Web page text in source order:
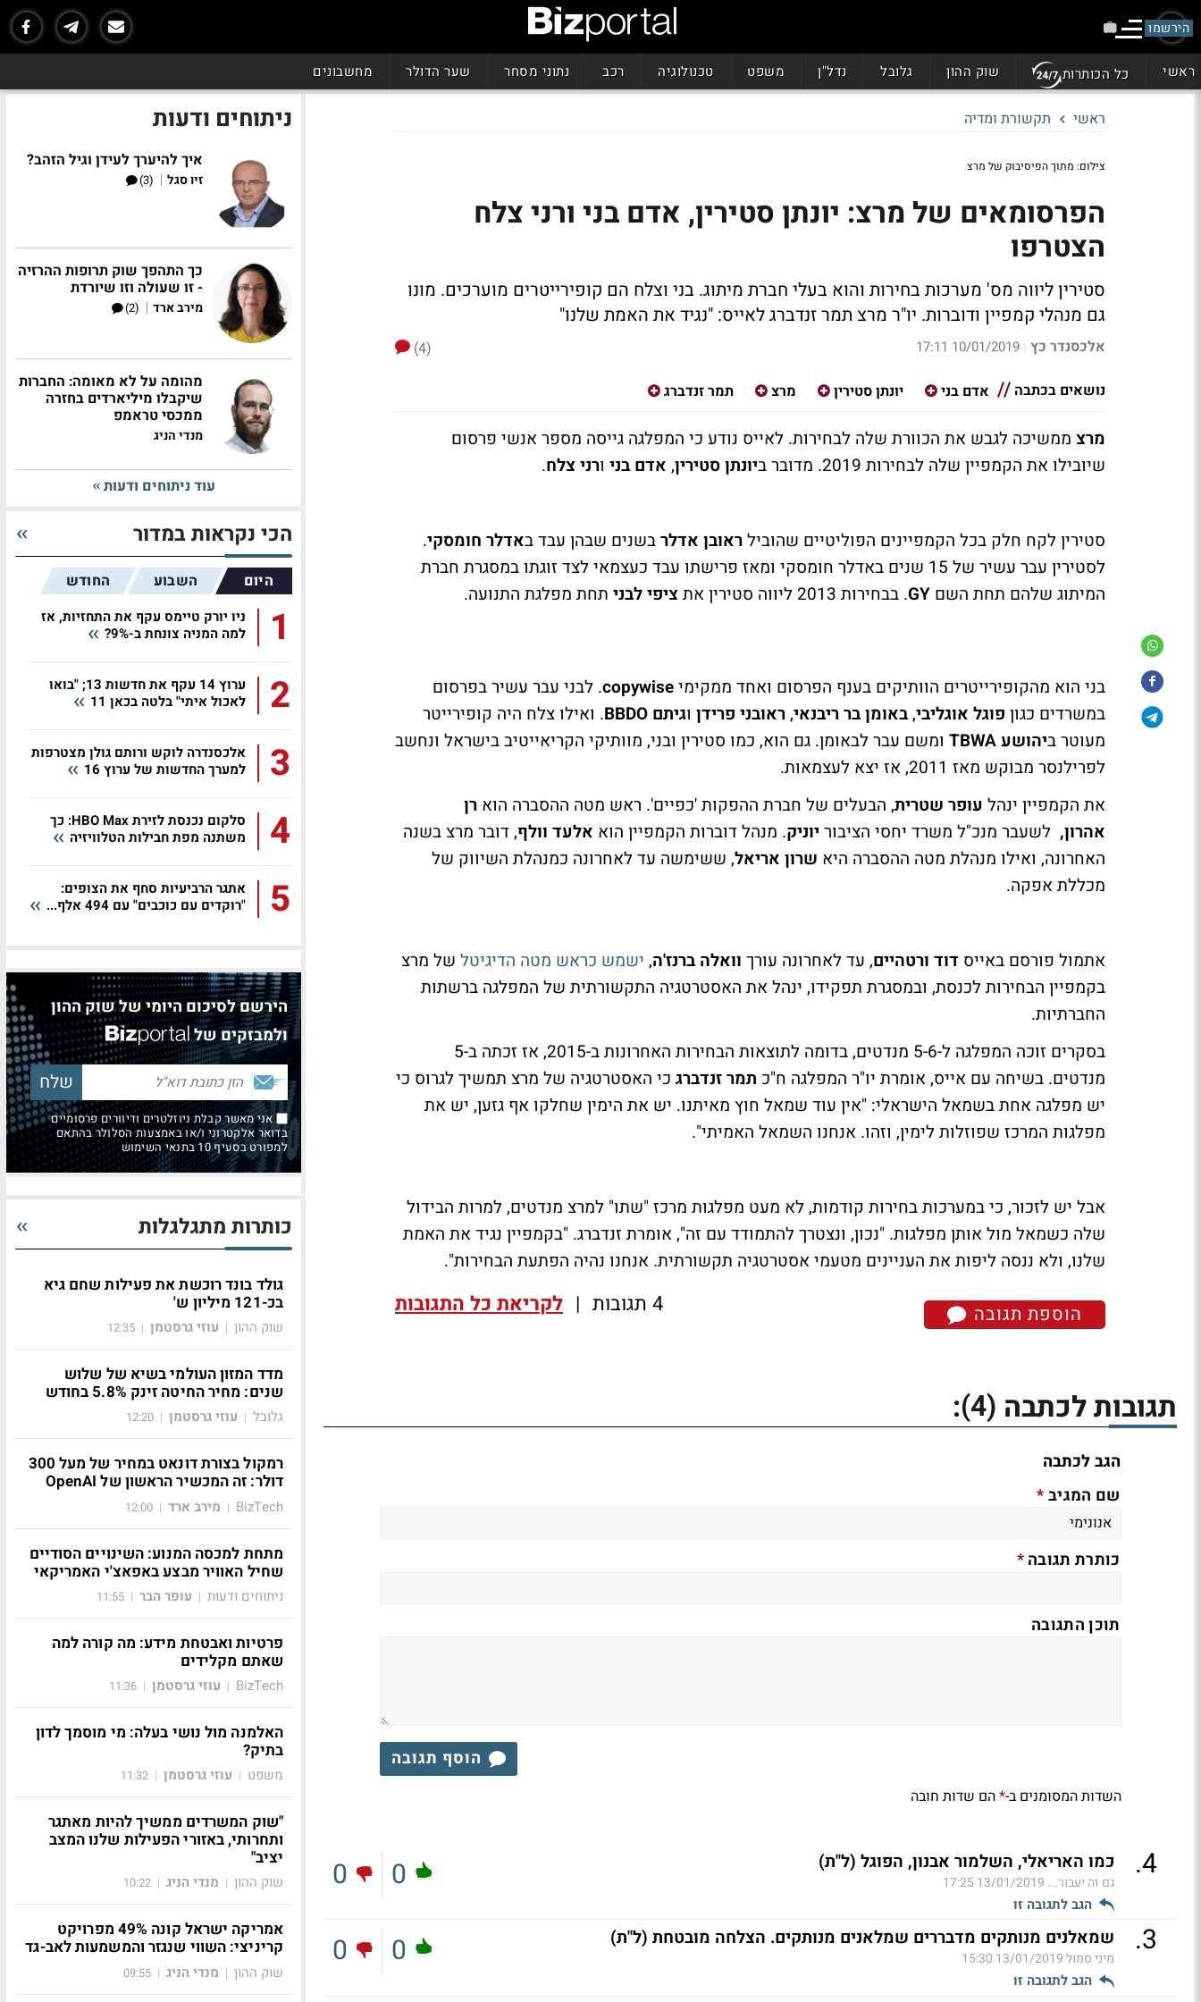
הירשמו
ראשי כל הכותרות שוק ההון גלובל נדל"ן משפט טכנולוגיה רכב נתוני מסחר שער הדולר מחשבונים
ראשי תקשורת ומדיה
צילום: מתוך הפיסיבוק של מרצ
הפרסומאים של מרצ: יונתן סטירין, אדם בני ורני צלח
הצטרפו
סטירין ליווה מס' מערכות בחירות והוא בעלי חברת מיתוג. בני וצלח הם קופירייטרים מוערכים. מונו
גם מנהלי קמפיין ודוברות. יו"ר מרצ תמר זנדברג לאייס: "נגיד את האמת שלנו"
אלכסנדר כץ |
10/01/2019 17:11
(4)
נושאים בכתבה
אדם בני יונתן סטירין מרצ תמר זנדברג
מרצ ממשיכה לגבש את הכוורת שלה לבחירות. לאייס נודע כי המפלגה גייסה מספר אנשי פרסום
שיובילו את הקמפיין שלה לבחירות 2019. מדובר ב
יונתן סטירין, אדם בני ורני צלח.
סטירין לקח חלק בכל הקמפיינים הפוליטיים שהובילראובן אדלרבשנים שבהן עבד באדלר חומסקי.
לסטירין עבר עשיר של 15 שנים באדלר חומסקי ומאז פרישתו עבד כעצמאי לצד זוגתו במסגרת חברת
המיתוג שלהם תחת השם GY. בבחירות 2013 ליווה סטירין את ציפי לבני תחת מפלגת התנועה.
בני הוא מהקופירייטרים הוותיקים בענף הפרסום ואחד ממקימיcopywise. לבני עבר עשיר בפרסום
במשרדים כגון פוגל אוגליבי,באומן בר ריבנאי,ראובני פרידן וגיתם BBDO. ואילו צלח היה קופירייטר
מעוטר ביהושעTBWA ומשם עבר לבאומן. גם הוא, כמו סטירין ובני, מוותיקי הקריאייטיב בישראל ונחשב
לפרילנסר מבוקש מאז 2011, אז יצא לעצמאות.
את הקמפיין ינהל עופר שטרית, הבעלים של חברת ההפקות 'כפיים'. ראש מטה ההסברה הוא רן
אהרון, לשעבר מנכ"ל משרד יחסי הציבור יוניק. מנהל דוברות הקמפיין הוא אלעד וולף, דובר מרצ בשנה
האחרונה, ואילו מנהלת מטה ההסברה היא שרון אריאל, ששימשה עד לאחרונה כמנהלת השיווק של
מכללת אפקה.
אתמול פורסם באייס דוד ורטהיים, עד לאחרונה עורך וואלה ברנז'ה, ישמש כראש מטה הדיגיטל של מרצ
בקמפיין הבחירות לכנסת, ובמסגרת תפקידו, ינהל את האסטרטגיה התקשורתית של המפלגה ברשתות
החברתיות.
בסקרים זוכה המפלגה ל-5-6 מנדטים, בדומה לתוצאות הבחירות האחרונות ב-2015, אז זכתה ב-5
מנדטים. בשיחה עם אייס, אומרת יו"ר המפלגה ח"כ תמר זנדברג כי האסטרטגיה של מרצ תמשיך לגרוס כי
יש מפלגה אחת בשמאל הישראלי: "אין עוד שמאל חוץ מאיתנו. יש את הימין שחלקו אף גזען, יש את
מפלגות המרכז שפוזלות לימין, וזהו. אנחנו השמאל האמיתי".
אבל יש לזכור, כי במערכות בחירות קודמות, לא מעט מפלגות מרכז "שתו" למרצ מנדטים, למרות הבידול
שלה כשמאל מול אותן מפלגות. "נכון, ונצטרך להתמודד עם זה", אומרת זנדברג. "בקמפיין נגיד את האמת
שלנו, ולא ננסה ליפות את העניינים מטעמי אסטרטגיה תקשורתית. אנחנו נהיה הפתעת הבחירות".
הוספת תגובה 4 תגובות | לקריאת כל התגובות
תגובות לכתבה (4)
:
הגב לכתבה
שם המגיב*
כותרת תגובה*
תוכן התגובה
הוסף תגובה
השדות המסומנים ב-*הם שדות חובה
4
. כמו האריאלי, השלמור אבנון, הפוגל (ל"ת)
גם זה יעבור... 13/01/2019 17:25
הגב לתגובה זו
0
0
3
. שמאלנים מנותקים מדבררים שמלאנים מנותקים. הצלחה מובטחת (ל"ת)
מיני סמול13/01/2019 15:30
הגב לתגובה זו
0
0
ניתוחים ודעות
איך להיערך לעידן וגיל הזהב?
זיו סגל |
(3)
כך התהפך שוק תרופות ההרזיה
- זו שעולה וזו שיורדת
מירב ארד |
(2)
מהומה על לא מאומה: החברות
שיקבלו מיליארדים בחזרה
ממכסי טראמפ
מנדי הניג
עוד ניתוחים ודעות
הכי נקראות במדור
היום השבוע החודש
1
ניו יורק טיימס עקף את התחזיות, אז
למה המניה צונחת ב-9%?
2
ערוץ 14 עקף את חדשות 13; "בואו
לאכול איתי" בלטה בכאן 11
3
אלכסנדרה לוקש ורותם גולן מצטרפות
למערך החדשות של ערוץ 16
4
סלקום נכנסת לזירת HBO Max: כך
משתנה מפת חבילות הטלוויזיה
5
אתגר הרביעיות סחף את הצופים:
"רוקדים עם כוכבים" עם 494 אלף...
הירשם לסיכום היומי של שוק ההון
ולמבזקים של
אני מאשר קבלת ניוזלטרים ודיוורים פרסומיים
בדואר אלקטרוני ו/או באמצעות הסלולר בהתאם
למפורט בסעיף 10 בתנאי השימוש
כותרות מתגלגלות
גולד בונד רוכשת את פעילות שחם גיא
בכ-121 מיליון ש'
שוק ההון | עוזי גרסטמן |
12:35
מדד המזון העולמי בשיא של שלוש
שנים: מחיר החיטה זינק 5.8% בחודש
גלובל | עוזי גרסטמן |
12:20
רמקול בצורת דונאט במחיר של מעל 300
דולר: זה המכשיר הראשון של OpenAI
BizTech
| מירב ארד |
12:00
מתחת למכסה המנוע: השינויים הסודיים
שחיל האוויר מבצע באפאצ'י האמריקאי
ניתוחים ודעות | עופר הבר |
11:55
פרטיות ואבטחת מידע: מה קורה למה
שאתם מקלידים
BizTech
| עוזי גרסטמן |
11:36
האלמנה מול נושי בעלה: מי מוסמך לדון
בתיק?
משפט | עוזי גרסטמן |
11:32
"שוק המשרדים ממשיך להיות מאתגר
ותחרותי, באזורי הפעילות שלנו המצב
יציב"
שוק ההון | מנדי הניג |
10:22
אמריקה ישראל קונה 49% מפרויקט
קריניצי: השווי שנגזר והמשמעות לאב-גד
שוק ההון | מנדי הניג |
09:55